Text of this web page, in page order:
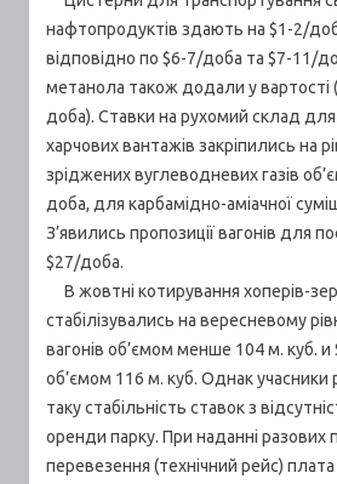
нафтопродуктів здають на $1-2/
відповідно по $6-7/доба та $7-11/
метанола також додали у вартості
доба). Ставки на рухомий склад
харчових вантажів закріпились на
зріджених вуглеводневих газів
доба, для карбамідно-аміачної
З’явились пропозиції вагонів для
$27/доба.
В жовтні котирування хоперів-
стабілізувались на вересневому
вагонів об’ємом менше 104 м. куб.
об’ємом 116 м. куб. Однак учасники
таку стабільність ставок з
оренди парку. При наданні разових
перевезення (технічний рейс)